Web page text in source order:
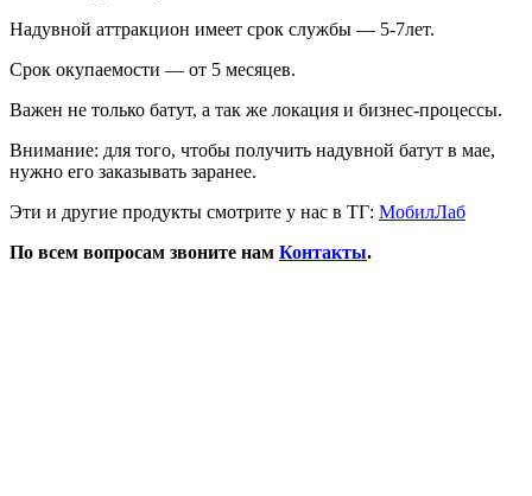
Надувной аттракцион имеет срок службы — 5-7лет.
Срок окупаемости — от 5 месяцев.
Важен не только батут, а так же локация и бизнес-процессы.
Внимание: для того, чтобы получить надувной батут в мае,
нужно его заказывать заранее.
Эти и другие продукты смотрите у нас в ТГ: МобилЛаб
По всем вопросам звоните нам Контакты.